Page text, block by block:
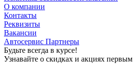
О компании
Контакты
Реквизиты
Вакансии
Автосервис Партнеры
Будьте всегда в курсе!
Узнавайте о скидках и акциях первым